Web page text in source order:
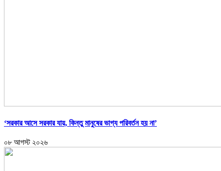
‘সরকার আসে সরকার যায়, কিন্তু মানুষের ভাগ্য পরিবর্তন হয় না’
০৮ আগস্ট ২০২৬